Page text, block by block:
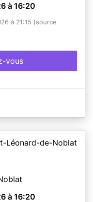
à 16:20
à 21:15 (source
vous
Léonard-de-Noblat
à 16:20